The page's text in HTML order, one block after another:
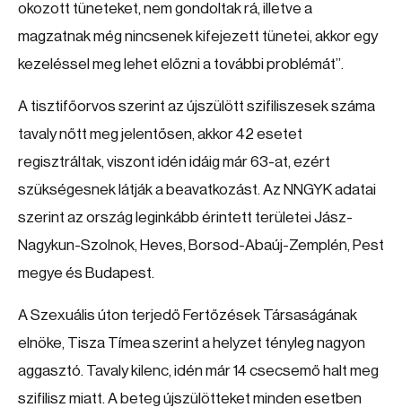
okozott tüneteket, nem gondoltak rá, illetve a
magzatnak még nincsenek kifejezett tünetei, akkor egy
kezeléssel meg lehet előzni a további problémát”.
A tisztifőorvos szerint az újszülött szifiliszesek száma
tavaly nőtt meg jelentősen, akkor 42 esetet
regisztráltak, viszont idén idáig már 63-at, ezért
szükségesnek látják a beavatkozást. Az NNGYK adatai
szerint az ország leginkább érintett területei Jász-
Nagykun-Szolnok, Heves, Borsod-Abaúj-Zemplén, Pest
megye és Budapest.
A Szexuális úton terjedő Fertőzések Társaságának
elnöke, Tisza Tímea szerint a helyzet tényleg nagyon
aggasztó. Tavaly kilenc, idén már 14 csecsemő halt meg
szifilisz miatt. A beteg újszülötteket minden esetben